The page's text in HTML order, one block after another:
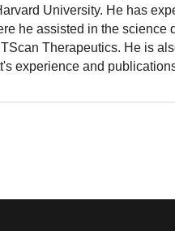
University. He has
he assisted in the science
Therapeutics. He is
experience and